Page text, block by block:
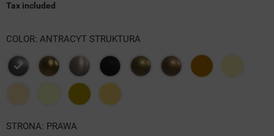
Tax included
COLOR: ANTRACYT STRUKTURA
AntracytZłoty Złoty
róż
Czarny
mat
Antyk Antyk Miedź
II
mosiądzbeżowyzłoty
STRONA: PRAWA